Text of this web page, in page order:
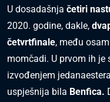
U dosadašnja četiri
2020. godine, dakle,
četvrtfinale, među
momčadi. U prvom ih je
izvođenjem
uspješnija bila Benfica.